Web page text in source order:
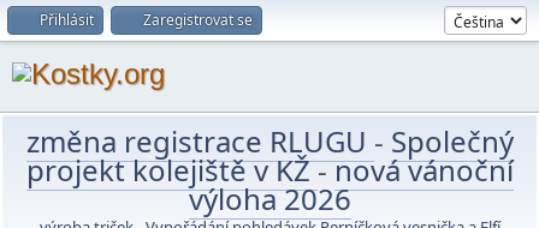
Přihlásit Zaregistrovat se
změna registrace RLUGU - Společný
projekt kolejiště v KŽ-nová vánoční
výloha 2026